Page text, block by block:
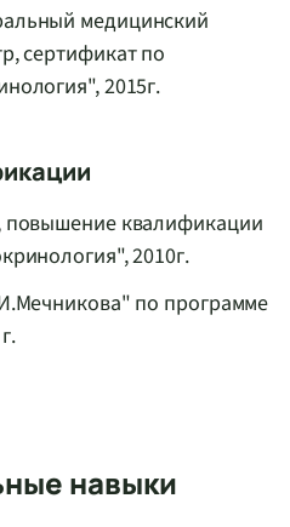
медицинский
сертификат по
2015г.
квалификации
2010г.
по программе
навыки